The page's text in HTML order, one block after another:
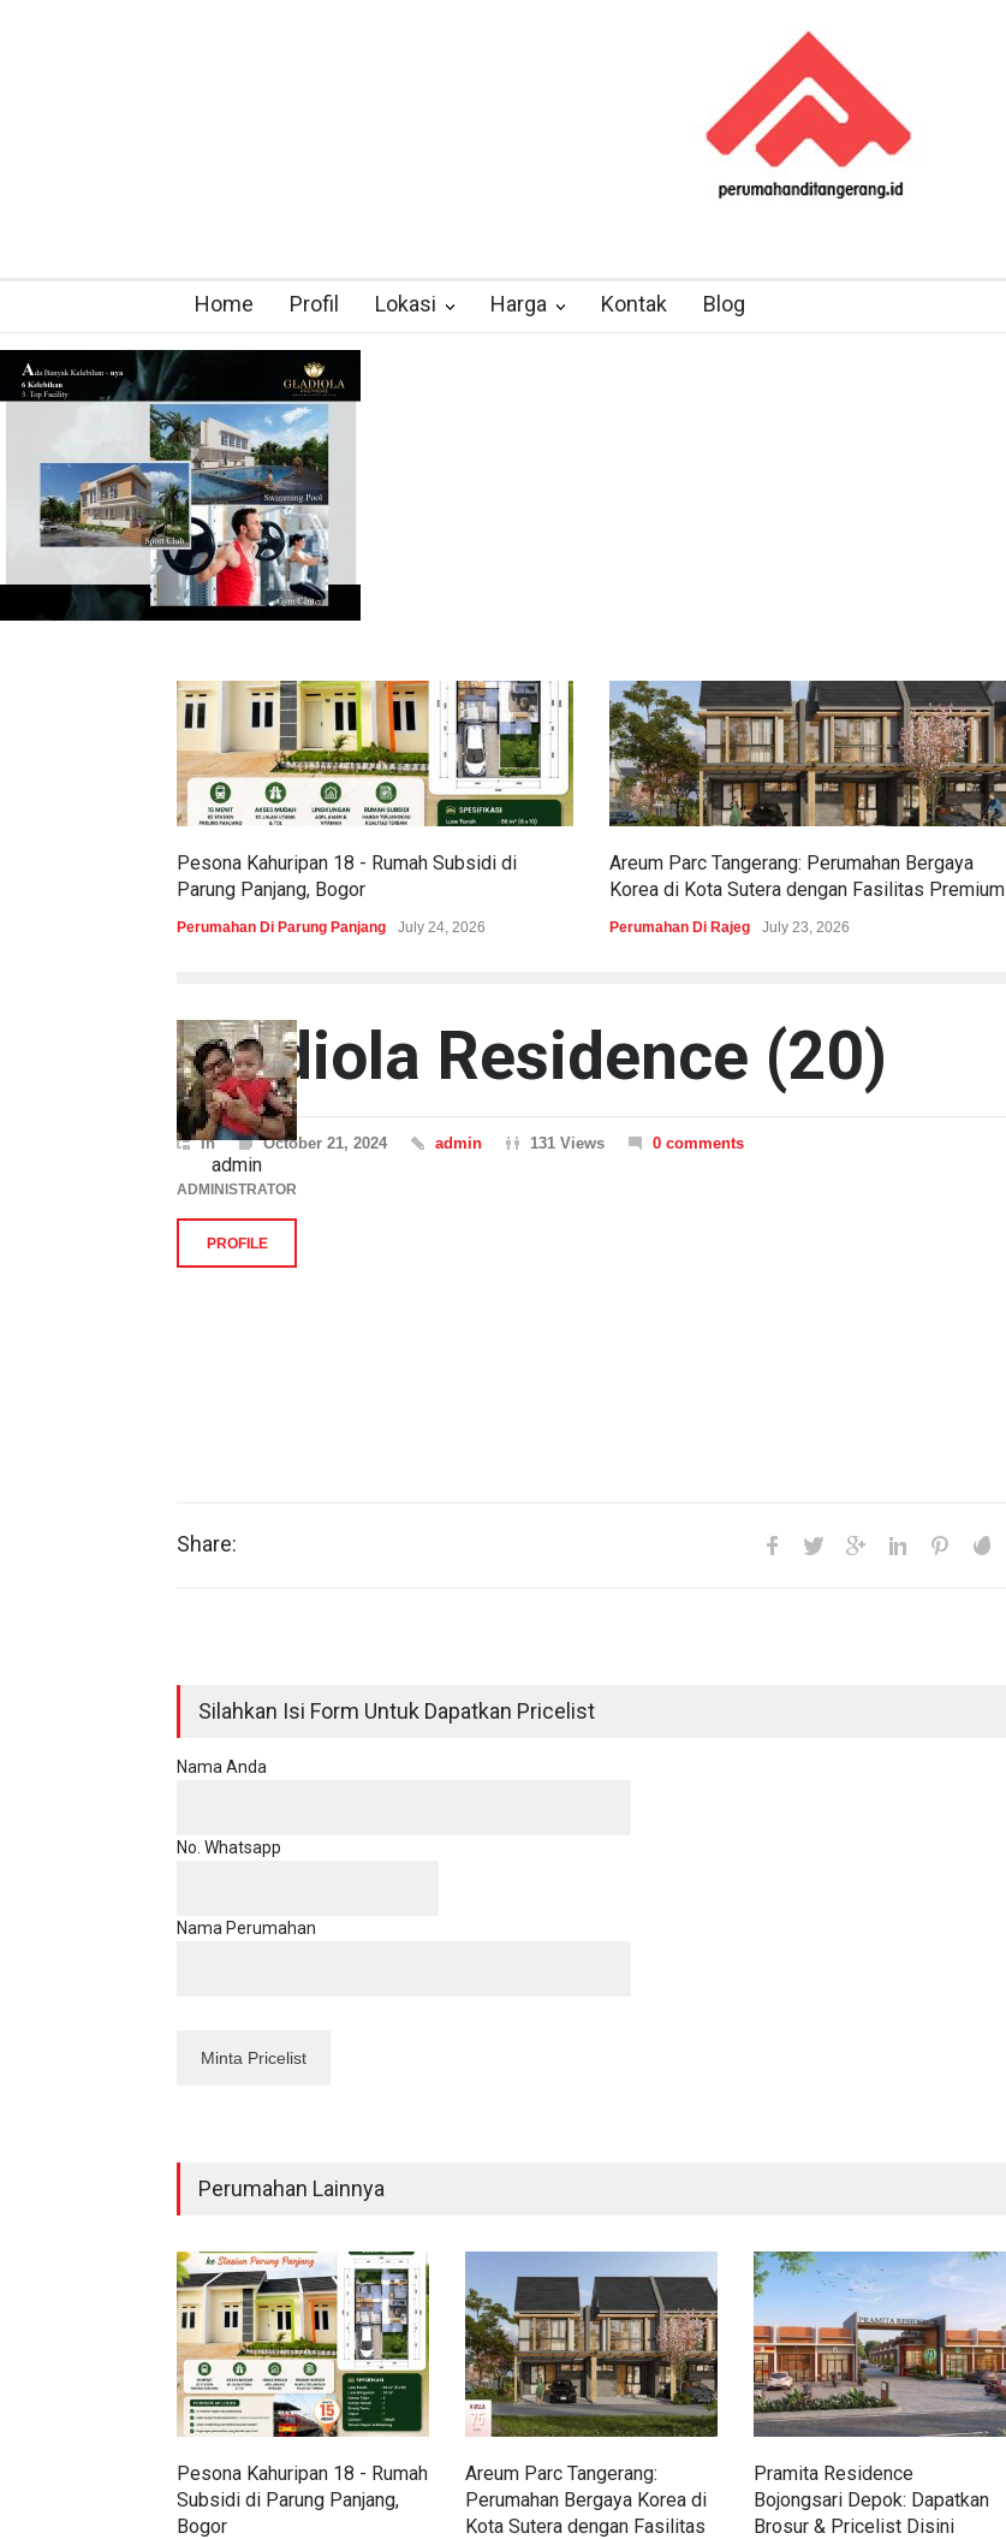
Home Profil Lokasi Harga Kontak Blog
Pesona Kahuripan 18 - Rumah Subsidi di
Parung Panjang, Bogor
Perumahan Di Parung Panjang July 24, 2026
Areum Parc Tangerang: Perumahan Bergaya
Korea di Kota Sutera dengan Fasilitas Premium
Perumahan Di Rajeg July 23, 2026
Gladiola Residence (20)
In October 21, 2024 admin 131 Views 0 comments
admin
ADMINISTRATOR
PROFILE
Share:
Silahkan Isi Form Untuk Dapatkan Pricelist
Nama Anda
No. Whatsapp
Nama Perumahan
Perumahan Lainnya
Pesona Kahuripan 18 - Rumah
Subsidi di Parung Panjang,
Bogor
Areum Parc Tangerang:
Perumahan Bergaya Korea di
Kota Sutera dengan Fasilitas
Pramita Residence
Bojongsari Depok: Dapatkan
Brosur & Pricelist Disini